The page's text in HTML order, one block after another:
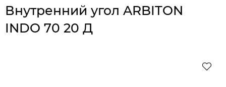
Внутренний угол ARBITON
INDO 70 20 Д